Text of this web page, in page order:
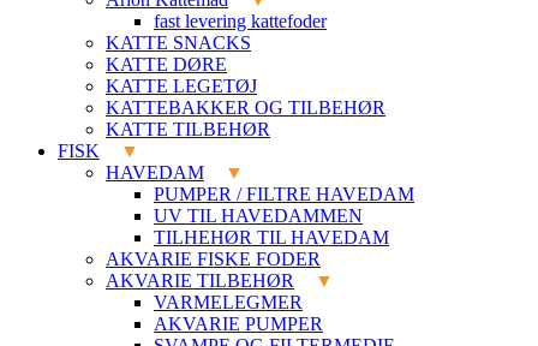
fast levering kattefoder
KATTE SNACKS
KATTE DØRE
KATTE LEGETØJ
KATTEBAKKER OG TILBEHØR
KATTE TILBEHØR
FISK
HAVEDAM
PUMPER / FILTRE HAVEDAM
UV TIL HAVEDAMMEN
TILHEHØR TIL HAVEDAM
AKVARIE FISKE FODER
AKVARIE TILBEHØR
VARMELEGMER
AKVARIE PUMPER